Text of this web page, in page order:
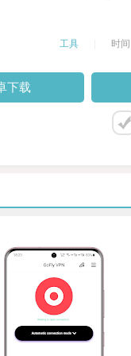
工具 时
下载